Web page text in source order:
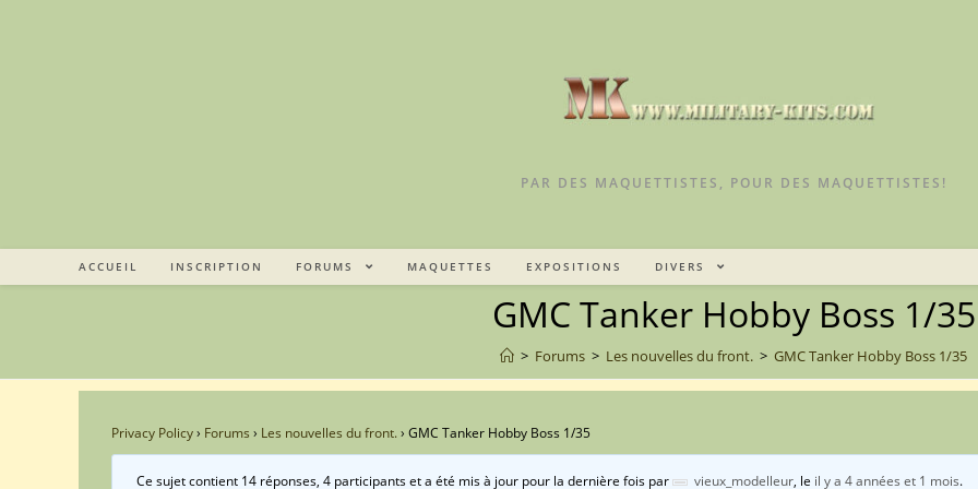
PAR DES MAQUETTISTES, POUR DES MAQUETTISTES!
ACCUEIL INSCRIPTION FORUMS MAQUETTES EXPOSITIONS DIVERS
GMC Tanker Hobby Boss 1/35
> Forums > Les nouvelles du front. > GMC Tanker Hobby Boss 1/35
Privacy Policy› Forums › Les nouvelles du front.› GMC Tanker Hobby Boss 1/35
Ce sujet contient 14 réponses, 4 participants et a été mis à jour pour la dernière fois par vieux_modelleur, le il y a 4 années et 1 mois.